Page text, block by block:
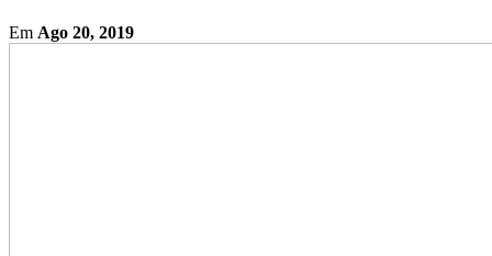
Em Ago 20, 2019